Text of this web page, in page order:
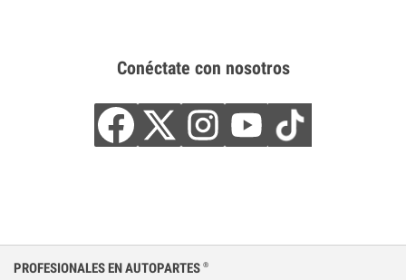
Conéctate con nosotros
PROFESIONALES EN AUTOPARTES ®